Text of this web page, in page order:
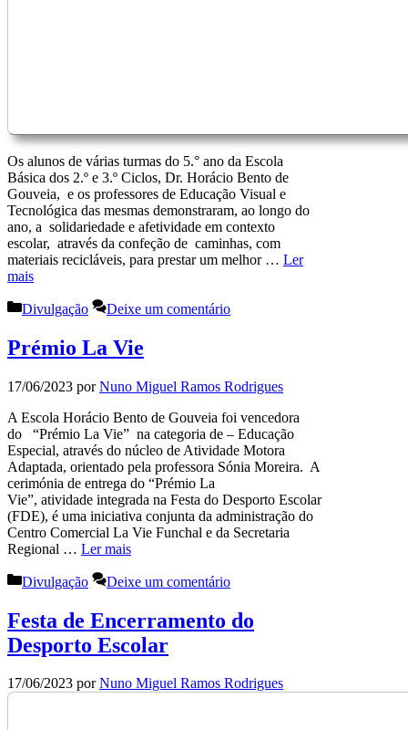
Os alunos de várias turmas do 5.° ano da Escola
Básica dos 2.º e 3.º Ciclos, Dr. Horácio Bento de
Gouveia, e os professores de Educação Visual e
Tecnológica das mesmas demonstraram, ao longo do
ano, a solidariedade e afetividade em contexto
escolar, através da confeção de caminhas, com
materiais recicláveis, para prestar um melhor … Ler
mais
Categorias
Divulgação Deixe um comentário
Prémio La Vie
17/06/2023 porNuno Miguel Ramos Rodrigues
A Escola Horácio Bento de Gouveia foi vencedora
do “Prémio La Vie” na categoria de – Educação
Especial, através do núcleo de Atividade Motora
Adaptada, orientado pela professora Sónia Moreira. A
cerimónia de entrega do “Prémio La
Vie”, atividade integrada na Festa do Desporto Escolar
(FDE), é uma iniciativa conjunta da administração do
Centro Comercial La Vie Funchal e da Secretaria
Regional … Ler mais
Categorias
Divulgação Deixe um comentário
Festa de Encerramento do
Desporto Escolar
17/06/2023 porNuno Miguel Ramos Rodrigues